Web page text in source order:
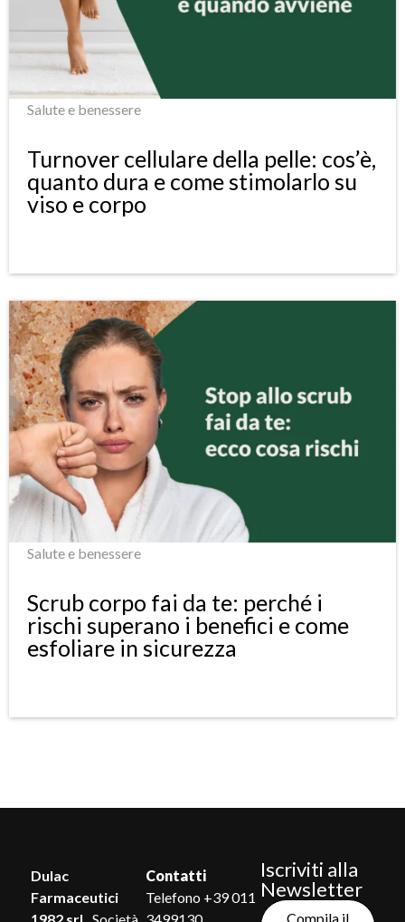
Salute e benessere
Turnover cellulare della pelle: cos’è,
quanto dura e come stimolarlo su
viso e corpo
Salute e benessere
Scrub corpo fai da te: perché i
rischi superano i benefici e come
esfoliare in sicurezza
Dulac
Farmaceutici
1982 srl, Società
Contatti
Telefono +39 011
3499130
Iscriviti alla
Newsletter
Compila il